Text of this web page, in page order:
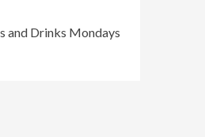
and Drinks Mondays